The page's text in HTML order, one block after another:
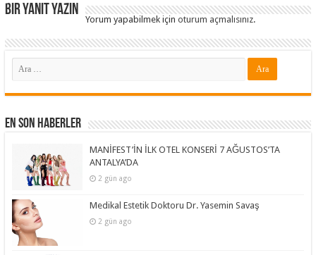
Bir yanıt yazın
Yorum yapabilmek içinoturum açmalısınız.
En Son Haberler
MANİFEST’İN İLK OTEL KONSERİ 7 AĞUSTOS’TA
ANTALYA’DA
2 gün ago
Medikal Estetik Doktoru Dr. Yasemin Savaş
2 gün ago